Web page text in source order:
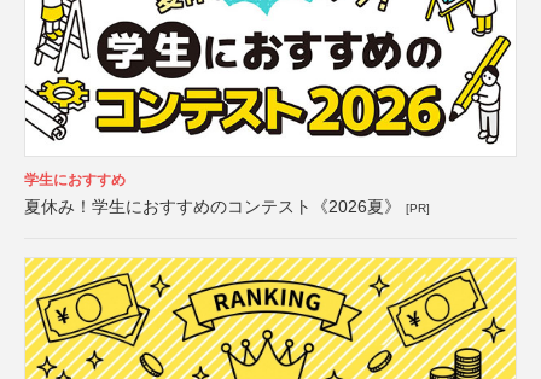
学生におすすめ
夏休み！学生におすすめのコンテスト《2026夏》 [PR]